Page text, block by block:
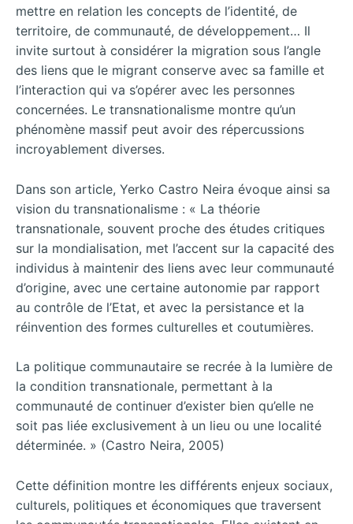
mettre en relation les concepts de l’identité, de
territoire, de communauté, de développement… Il
invite surtout à considérer la migration sous l’angle
des liens que le migrant conserve avec sa famille et
l’interaction qui va s’opérer avec les personnes
concernées. Le transnationalisme montre qu’un
phénomène massif peut avoir des répercussions
incroyablement diverses.
Dans son article, Yerko Castro Neira évoque ainsi sa
vision du transnationalisme : « La théorie
transnationale, souvent proche des études critiques
sur la mondialisation, met l’accent sur la capacité des
individus à maintenir des liens avec leur communauté
d’origine, avec une certaine autonomie par rapport
au contrôle de l’Etat, et avec la persistance et la
réinvention des formes culturelles et coutumières.
La politique communautaire se recrée à la lumière de
la condition transnationale, permettant à la
communauté de continuer d’exister bien qu’elle ne
soit pas liée exclusivement à un lieu ou une localité
déterminée. » (Castro Neira, 2005)
Cette définition montre les différents enjeux sociaux,
culturels, politiques et économiques que traversent